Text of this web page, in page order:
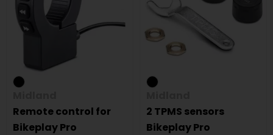
Remote control for
Bikeplay Pro
2 TPMS sensors
Bikeplay Pro